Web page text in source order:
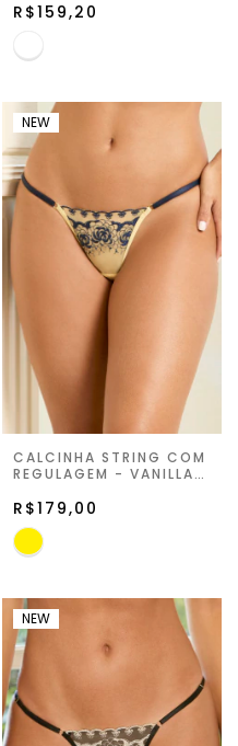
R$159,20
NEW
CALCINHA STRING COM
REGULAGEM - VANILLA -
R$179,00
NEW